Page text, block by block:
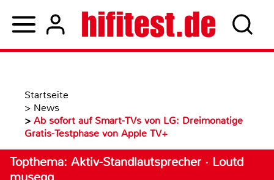
Startseite
> News
> Ab sofort auf Smart-TVs von LG: Dreimonatige
Gratis-Testphase von Apple TV+
Topthema: Aktiv-Standlautsprecher · Loutd